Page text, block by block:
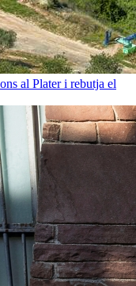
al Plater i rebutja el